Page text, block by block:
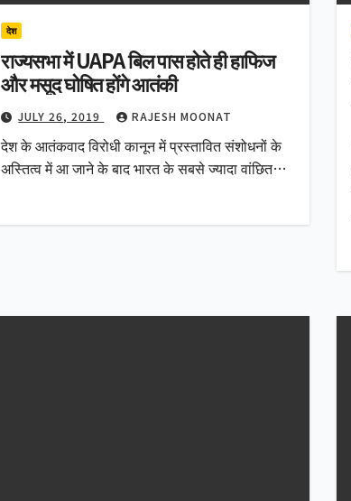
देश
राज्यसभा में UAPA बिल पास होते ही हाफिज
और मसूद घोषित होंगे आतंकी
JULY 26, 2019 RAJESH MOONAT
देश के आतंकवाद विरोधी कानून में प्रस्तावित संशोधनों के
अस्तित्व में आ जाने के बाद भारत के सबसे ज्यादा वांछित…